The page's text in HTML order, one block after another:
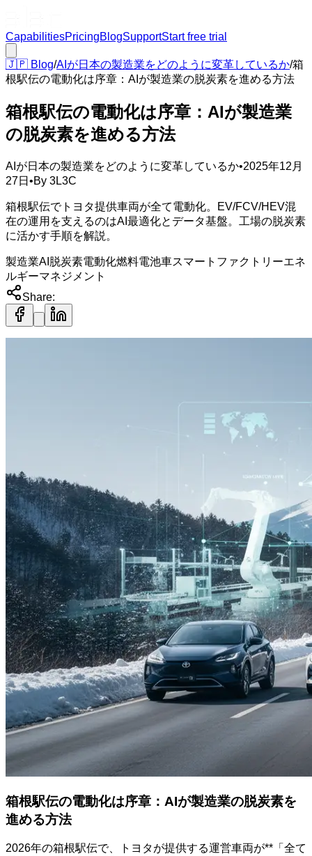
CapabilitiesPricingBlogSupportStart free trial
🇯🇵 Blog/AIが日本の製造業をどのように変革しているか/箱
根駅伝の電動化は序章：AIが製造業の脱炭素を進める方法
箱根駅伝の電動化は序章：AIが製造業
の脱炭素を進める方法
AIが日本の製造業をどのように変革しているか•2025年12月
27日 •By 3L3C
箱根駅伝でトヨタ提供車両が全て電動化。EV/FCV/HEV混
在の運用を支えるのはAI最適化とデータ基盤。工場の脱炭素
に活かす手順を解説。
製造業AI 脱炭素電動化燃料電池車スマートファクトリーエネ
ルギーマネジメント
Share:
箱根駅伝の電動化は序章：AIが製造業の脱炭素を
進める方法
2026年の箱根駅伝で、トヨタが提供する運営車両が**「全て